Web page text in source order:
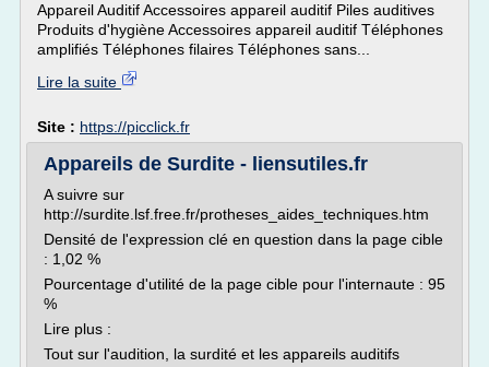
Appareil Auditif Accessoires appareil auditif Piles auditives
Produits d'hygiène Accessoires appareil auditif Téléphones
amplifiés Téléphones filaires Téléphones sans...
Lire la suite
Site : https://picclick.fr
Appareils de Surdite - liensutiles.fr
A suivre sur
http://surdite.lsf.free.fr/protheses_aides_techniques.htm
Densité de l'expression clé en question dans la page cible
: 1,02 %
Pourcentage d'utilité de la page cible pour l'internaute : 95
%
Lire plus :
Tout sur l'audition, la surdité et les appareils auditifs